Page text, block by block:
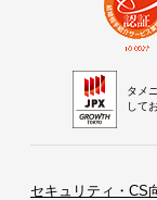
タメ
して
セキュリティ・CS